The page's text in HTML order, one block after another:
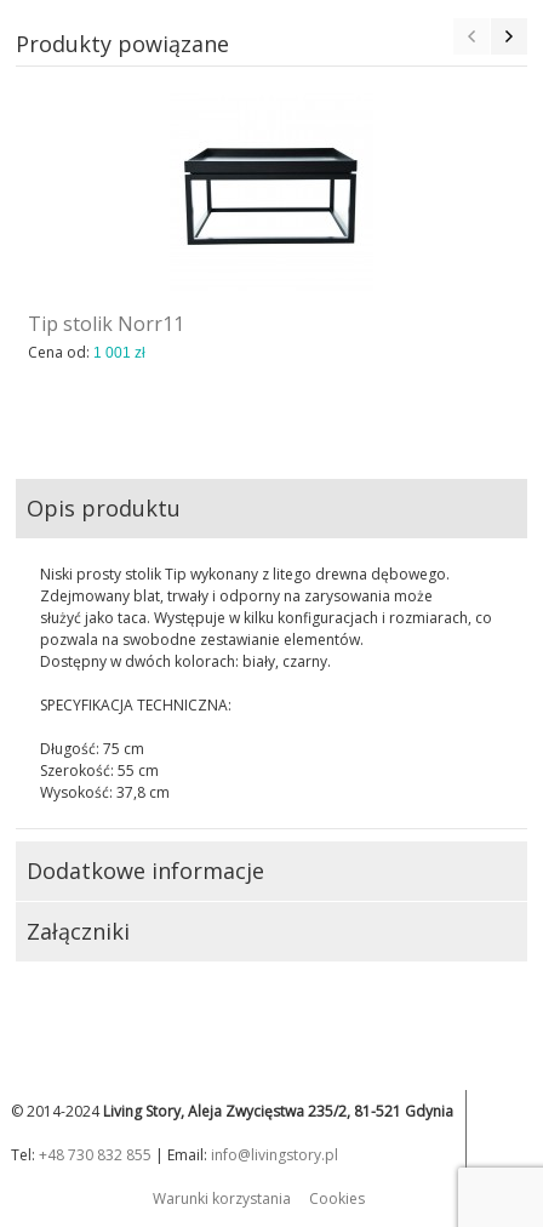
Produkty powiązane
Tip stolik Norr11
Cena od: 1 001 zł
Opis produktu
Niski prosty stolik Tip wykonany z litego drewna dębowego.
Zdejmowany blat, trwały i odporny na zarysowania może
służyć jako taca. Występuje w kilku konfiguracjach i rozmiarach, co
pozwala na swobodne zestawianie elementów.
Dostępny w dwóch kolorach: biały, czarny.
SPECYFIKACJA TECHNICZNA:
Długość: 75 cm
Szerokość: 55 cm
Wysokość: 37,8 cm
Dodatkowe informacje
Załączniki
© 2014-2024Living Story, Aleja Zwycięstwa 235/2, 81-521 Gdynia
Tel: +48 730 832 855 | Email: info@livingstory.pl
Warunki korzystania Cookies